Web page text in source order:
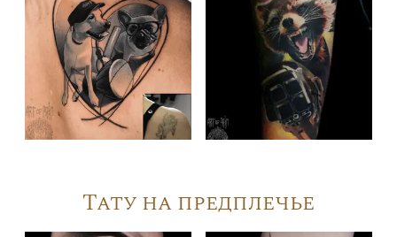
Тату на предплечье